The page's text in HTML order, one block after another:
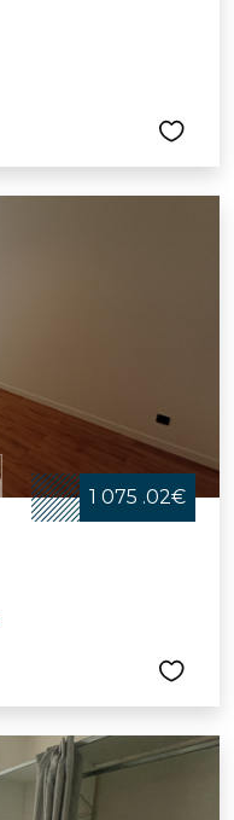
1 075 .02€